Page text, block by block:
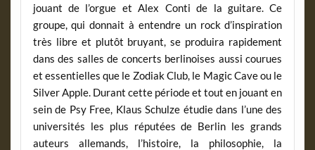
jouant de l’orgue et Alex Conti de la guitare. Ce
groupe, qui donnait à entendre un rock d’inspiration
très libre et plutôt bruyant, se produira rapidement
dans des salles de concerts berlinoises aussi courues
et essentielles que le Zodiak Club, le Magic Cave ou le
Silver Apple. Durant cette période et tout en jouant en
sein de Psy Free, Klaus Schulze étudie dans l’une des
universités les plus réputées de Berlin les grands
auteurs allemands, l’histoire, la philosophie, la